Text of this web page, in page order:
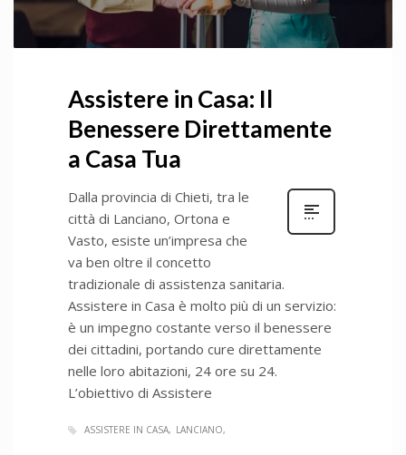
Assistere in Casa: Il
Benessere Direttamente
a Casa Tua
Dalla provincia di Chieti, tra le
città di Lanciano, Ortona e
Vasto, esiste un’impresa che
va ben oltre il concetto
tradizionale di assistenza sanitaria.
Assistere in Casa è molto più di un servizio:
è un impegno costante verso il benessere
dei cittadini, portando cure direttamente
nelle loro abitazioni, 24 ore su 24.
L’obiettivo di Assistere
ASSISTERE IN CASA LANCIANO